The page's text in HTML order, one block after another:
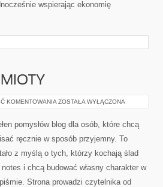
wspierając ekonomię
KOMENTOWANIA MARTWA
PRZEDMIOTY
ZOSTAŁA WYŁĄCZONA
pomysłów blog dla osób, które chcą
ręcznie w sposób przyjemny. To
z myślą o tych, którzy kochają ślad
notes i chcą budować własny charakter w
Strona prowadzi czytelnika od